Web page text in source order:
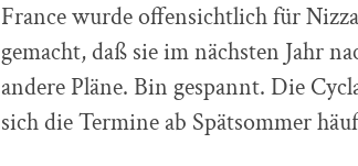
France wurde offensichtlich für
gemacht, daß sie im nächsten Jahr
andere Pläne. Bin gespannt. Die
sich die Termine ab Spätsommer